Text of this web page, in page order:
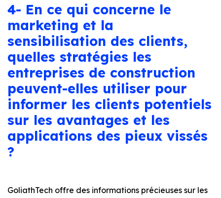
4- En ce qui concerne le
marketing et la
sensibilisation des clients,
quelles stratégies les
entreprises de construction
peuvent-elles utiliser pour
informer les clients potentiels
sur les avantages et les
applications des pieux vissés
?
GoliathTech offre des informations précieuses sur les